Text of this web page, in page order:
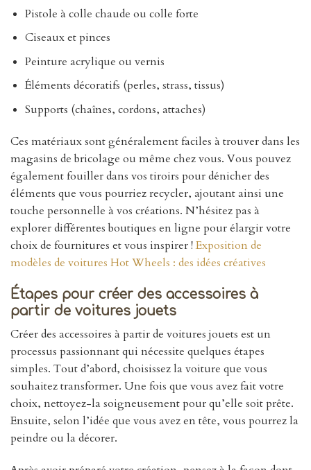
Pistole à colle chaude ou colle forte
Ciseaux et pinces
Peinture acrylique ou vernis
Éléments décoratifs (perles, strass, tissus)
Supports (chaînes, cordons, attaches)
Ces matériaux sont généralement faciles à trouver dans les
magasins de bricolage ou même chez vous. Vous pouvez
également fouiller dans vos tiroirs pour dénicher des
éléments que vous pourriez recycler, ajoutant ainsi une
touche personnelle à vos créations. N’hésitez pas à
explorer différentes boutiques en ligne pour élargir votre
choix de fournitures et vous inspirer !Exposition de
modèles de voitures Hot Wheels : des idées créatives
Étapes pour créer des accessoires à
partir de voitures jouets
Créer des accessoires à partir de voitures jouets est un
processus passionnant qui nécessite quelques étapes
simples. Tout d’abord, choisissez la voiture que vous
souhaitez transformer. Une fois que vous avez fait votre
choix, nettoyez-la soigneusement pour qu’elle soit prête.
Ensuite, selon l’idée que vous avez en tête, vous pourrez la
peindre ou la décorer.